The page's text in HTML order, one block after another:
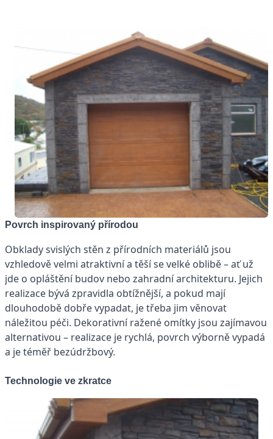
Povrch inspirovaný přírodou
Obklady svislých stěn z přírodních materiálů jsou
vzhledově velmi atraktivní a těší se velké oblibě – ať už
jde o opláštění budov nebo zahradní architekturu. Jejich
realizace bývá zpravidla obtížnější, a pokud mají
dlouhodobě dobře vypadat, je třeba jim věnovat
náležitou péči. Dekorativní ražené omítky jsou zajímavou
alternativou – realizace je rychlá, povrch výborně vypadá
a je téměř bezúdržbový.
Technologie ve zkratce